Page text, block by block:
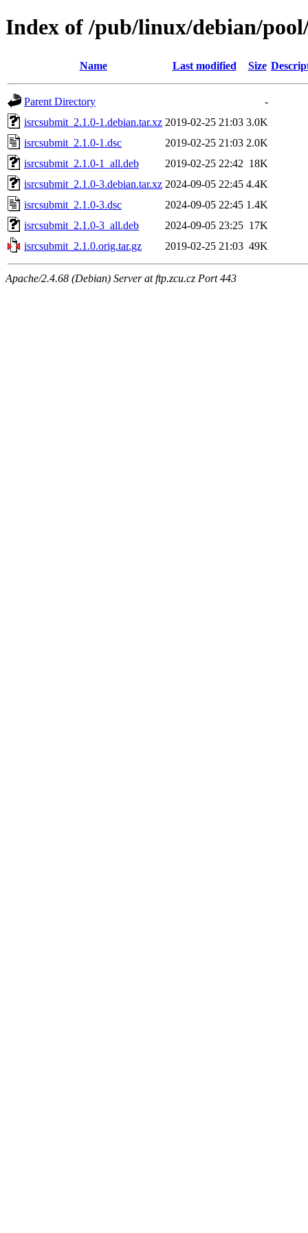
Index of /pub/linux/debian/
Name Last modified Size
Parent Directory
-
isrcsubmit_2.1.0-1.debian.tar.xz 2019-02-25 21:03 3.0K
isrcsubmit_2.1.0-1.dsc
2019-02-25 21:03 2.0K
isrcsubmit_2.1.0-1_all.deb
2019-02-25 22:42 18K
isrcsubmit_2.1.0-3.debian.tar.xz 2024-09-05 22:45 4.4K
isrcsubmit_2.1.0-3.dsc
2024-09-05 22:45 1.4K
isrcsubmit_2.1.0-3_all.deb
2024-09-05 23:25 17K
isrcsubmit_2.1.0.orig.tar.gz
2019-02-25 21:03 49K
Apache/2.4.68 (Debian) Server at ftp.zcu.cz Port 443